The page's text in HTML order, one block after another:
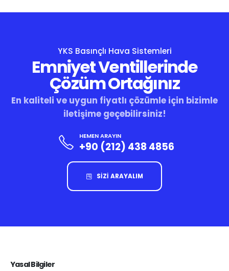
YKS Basınçlı Hava Sistemleri
Emniyet Ventillerinde
Çözüm Ortağınız
En kaliteli ve uygun fiyatlı çözümle için bizimle
iletişime geçebilirsiniz!
HEMEN ARAYIN
+90 (212) 438 4856
SİZİ ARAYALIM
Yasal Bilgiler